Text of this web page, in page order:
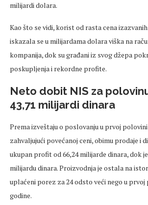
milijardi dolara.
Kao što se vidi, korist od rasta cena
iskazala se u milijardama dolara viška na
kompanija, dok su građani iz svog džepa
poskupljenja i rekordne profite.
Neto dobit NIS za
43,71 milijardi dinara
Prema izveštaju o poslovanju u prvoj polovini
zahvaljujući povećanoj ceni, obimu prodaje i
ukupan profit od 66,24 milijarde dinara, dok
milijardu dinara. Proizvodnja je ostala na
uplaćeni porez za 24 odsto veći nego u
godine.